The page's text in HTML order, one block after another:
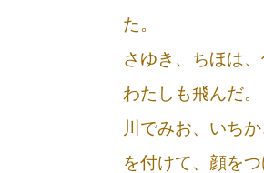
た。
さゆき、ちほは
わたしも飛んだ
川でみお、いち
を付けて、顔を